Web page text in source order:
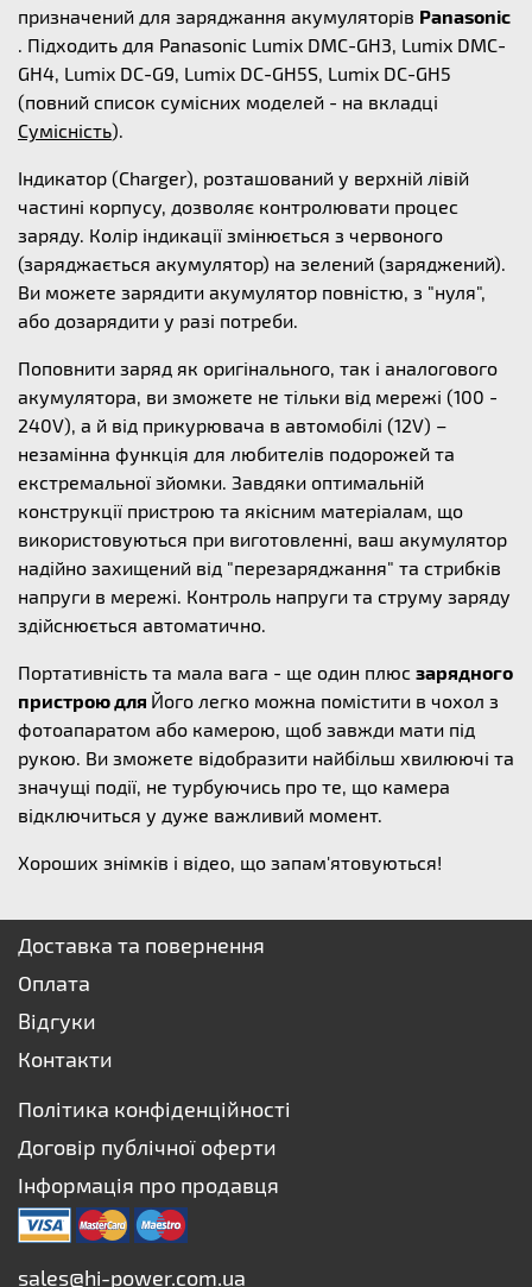
призначений для заряджання акумуляторів Panasonic
. Підходить для Panasonic Lumix DMC-GH3, Lumix DMC-
GH4, Lumix DC-G9, Lumix DC-GH5S, Lumix DC-GH5
(повний список сумісних моделей - на вкладці
Сумісність).
Індикатор (Charger), розташований у верхній лівій
частині корпусу, дозволяє контролювати процес
заряду. Колір індикації змінюється з червоного
(заряджається акумулятор) на зелений (заряджений).
Ви можете зарядити акумулятор повністю, з "нуля",
або дозарядити у разі потреби.
Поповнити заряд як оригінального, так і аналогового
акумулятора, ви зможете не тільки від мережі (100 -
240V), а й від прикурювача в автомобілі (12V) –
незамінна функція для любителів подорожей та
екстремальної зйомки. Завдяки оптимальній
конструкції пристрою та якісним матеріалам, що
використовуються при виготовленні, ваш акумулятор
надійно захищений від "перезаряджання" та стрибків
напруги в мережі. Контроль напруги та струму заряду
здійснюється автоматично.
Портативність та мала вага - ще один плюс зарядного
пристрою для Його легко можна помістити в чохол з
фотоапаратом або камерою, щоб завжди мати під
рукою. Ви зможете відобразити найбільш хвилюючі та
значущі події, не турбуючись про те, що камера
відключиться у дуже важливий момент.
Хороших знімків і відео, що запам'ятовуються!
Доставка та повернення
Оплата
Відгуки
Контакти
Політика конфіденційності
Договір публічної оферти
Інформація про продавця
sales@hi-power.com.ua